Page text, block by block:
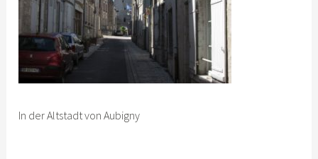
In der Altstadt von Aubigny